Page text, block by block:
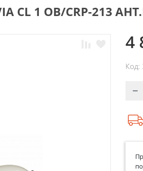
CL 1 ОВ/CRP-213
4
Код: